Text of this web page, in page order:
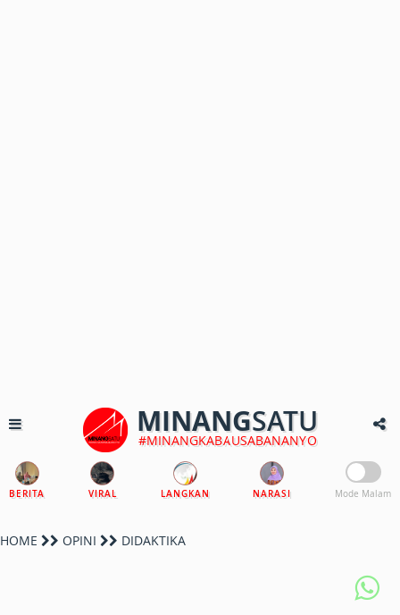
MINANGSATU
#MINANGKABAUSABANANYO
BERITA VIRAL LANGKAN NARASI Mode Malam
HOME OPINI DIDAKTIKA